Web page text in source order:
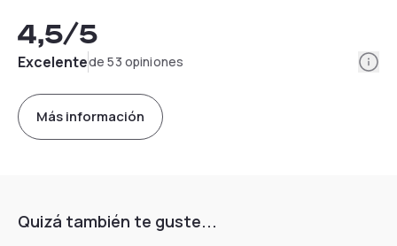
4,5/5
Excelentede 53 opiniones
Más información
Quizá también te guste...